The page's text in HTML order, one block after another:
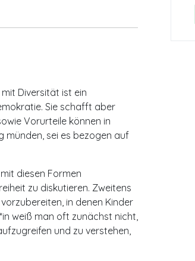
Diversität ist ein
Sie schafft aber
Vorurteile können in
münden, sei es bezogen auf
diesen Formen
zu diskutieren. Zweitens
in denen Kinder
weiß man oft zunächst nicht,
und zu verstehen,